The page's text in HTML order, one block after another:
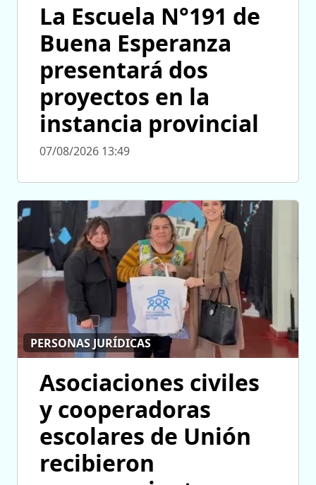
La Escuela N°191 de
Buena Esperanza
presentará dos
proyectos en la
instancia provincial
07/08/2026 13:49
PERSONAS JURÍDICAS
Asociaciones civiles
y cooperadoras
escolares de Unión
recibieron